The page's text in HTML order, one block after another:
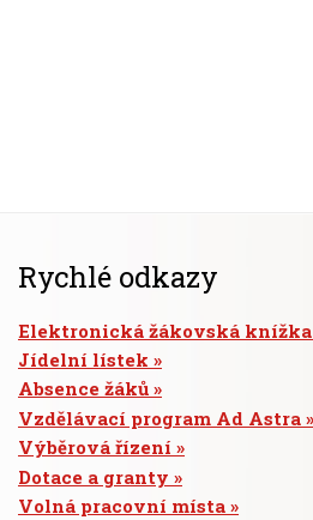
Rychlé odkazy
Elektronická žákovská knížka
Jídelní lístek
Absence žáků
Vzdělávací program Ad Astra
Výběrová řízení
Dotace a granty
Volná pracovní místa